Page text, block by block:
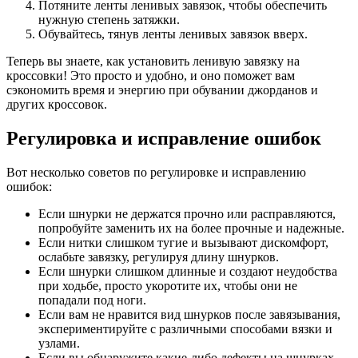
Потяните ленты ленивых завязок, чтобы обеспечить
нужную степень затяжки.
Обувайтесь, тянув ленты ленивых завязок вверх.
Теперь вы знаете, как установить ленивую завязку на
кроссовки! Это просто и удобно, и оно поможет вам
сэкономить время и энергию при обувании джорданов и
других кроссовок.
Регулировка и исправление ошибок
Вот несколько советов по регулировке и исправлению
ошибок:
Если шнурки не держатся прочно или расправляются,
попробуйте заменить их на более прочные и надежные.
Если нитки слишком тугие и вызывают дискомфорт,
ослабьте завязку, регулируя длину шнурков.
Если шнурки слишком длинные и создают неудобства
при ходьбе, просто укоротите их, чтобы они не
попадали под ноги.
Если вам не нравится вид шнурков после завязывания,
экспериментируйте с различными способами вязки и
узлами.